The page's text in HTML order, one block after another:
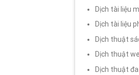
Dịch tài liệu
Dịch tài liệu
Dịch thuật
Dịch thuật
Dịch thuật